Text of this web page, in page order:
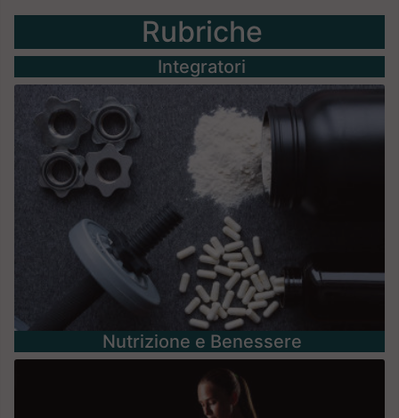
Rubriche
Integratori
Nutrizione e Benessere